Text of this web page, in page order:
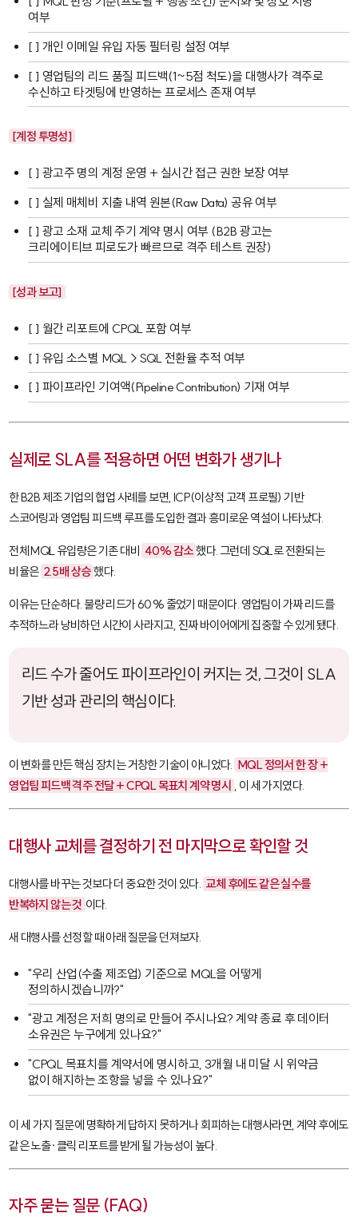
여부
[ ] 개인 이메일 유입 자동 필터링 설정 여부
[ ] 영업팀의 리드 품질 피드백(1~5점 척도)을 대행사가 격주로
수신하고 타겟팅에 반영하는 프로세스 존재 여부
[계정 투명성]
[ ] 광고주 명의 계정 운영 + 실시간 접근 권한 보장 여부
[ ] 실제 매체비 지출 내역 원본(Raw Data) 공유 여부
[ ] 광고 소재 교체 주기 계약 명시 여부 (B2B 광고는
크리에이티브 피로도가 빠르므로 격주 테스트 권장)
[성과 보고]
[ ] 월간 리포트에 CPQL 포함 여부
[ ] 유입 소스별 MQL→SQL 전환율 추적 여부
[ ] 파이프라인 기여액(Pipeline Contribution) 기재 여부
실제로 SLA를 적용하면 어떤 변화가 생기나
한 B2B 제조 기업의 협업 사례를 보면, ICP(이상적 고객 프로필) 기반
스코어링과 영업팀 피드백 루프를 도입한 결과 흥미로운 역설이 나타났다.
전체 MQL 유입량은 기존 대비 40% 감소했다. 그런데 SQL로 전환되는
비율은 2.5배 상승했다.
이유는 단순하다. 불량 리드가 60% 줄었기 때문이다. 영업팀이 가짜 리드를
추적하느라 낭비하던 시간이 사라지고, 진짜 바이어에게 집중할 수 있게 됐다.
리드 수가 줄어도 파이프라인이 커지는 것, 그것이 SLA
기반 성과 관리의 핵심이다.
이 변화를 만든 핵심 장치는 거창한 기술이 아니었다. MQL 정의서 한 장 +
영업팀 피드백 격주 전달 + CPQL 목표치 계약 명시 , 이 세 가지였다.
대행사 교체를 결정하기 전 마지막으로 확인할 것
대행사를 바꾸는 것보다 더 중요한 것이 있다. 교체 후에도 같은 실수를
반복하지 않는 것 이다.
새 대행사를 선정할 때 아래 질문을 던져보자.
"우리 산업(수출 제조업) 기준으로 MQL을 어떻게
정의하시겠습니까?"
"광고 계정은 저희 명의로 만들어 주시나요? 계약 종료 후 데이터
소유권은 누구에게 있나요?"
"CPQL 목표치를 계약서에 명시하고, 3개월 내 미달 시 위약금
없이 해지하는 조항을 넣을 수 있나요?"
이 세 가지 질문에 명확하게 답하지 못하거나 회피하는 대행사라면, 계약 후에도
같은 노출·클릭 리포트를 받게 될 가능성이 높다.
자주 묻는 질문 (FAQ)